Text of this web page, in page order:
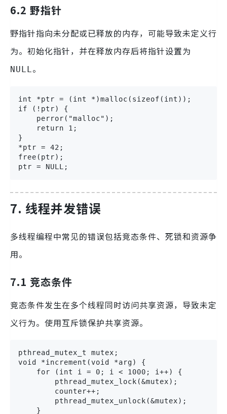
6.2 野指针
野指针指向未分配或已释放的内存，可能导致未定义行
为。初始化指针，并在释放内存后将指针设置为
NULL。
int *ptr = (int *)malloc(sizeof(int));
if (!ptr) {
    perror("malloc");
    return 1;
}
*ptr = 42;
free(ptr);
ptr = NULL;
7. 线程并发错误
多线程编程中常见的错误包括竞态条件、死锁和资源争
用。
7.1 竞态条件
竞态条件发生在多个线程同时访问共享资源，导致未定
义行为。使用互斥锁保护共享资源。
pthread_mutex_t mutex;
void *increment(void *arg) {
    for (int i = 0; i < 1000; i++) {
        pthread_mutex_lock(&mutex);
        counter++;
        pthread_mutex_unlock(&mutex);
    }